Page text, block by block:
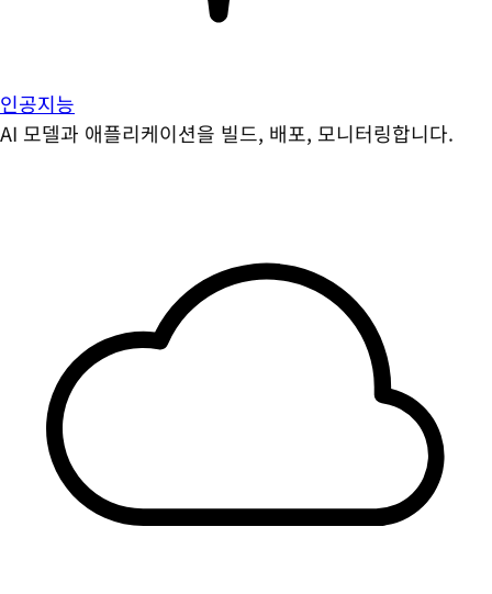
인공지능
AI 모델과 애플리케이션을 빌드, 배포, 모니터링합니다.